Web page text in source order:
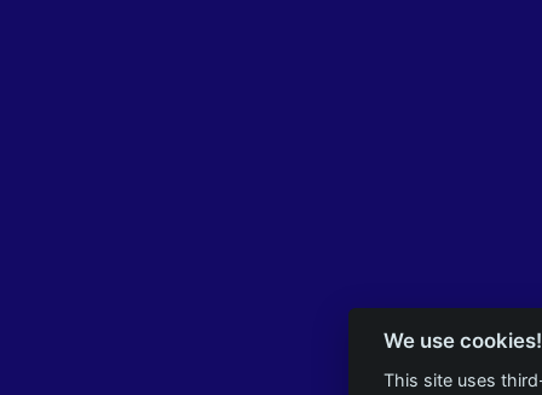
We use cookies!
This site uses